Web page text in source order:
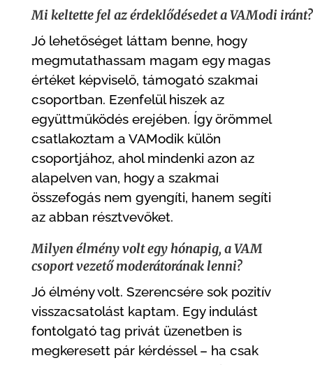
Mi keltette fel az érdeklődésedet a VAModi iránt?
Jó lehetőséget láttam benne, hogy
megmutathassam magam egy magas
értéket képviselő, támogató szakmai
csoportban. Ezenfelül hiszek az
együttműködés erejében. Így örömmel
csatlakoztam a VAModik külön
csoportjához, ahol mindenki azon az
alapelven van, hogy a szakmai
összefogás nem gyengíti, hanem segíti
az abban résztvevőket.
Milyen élmény volt egy hónapig, a VAM
csoport vezető moderátorának lenni?
Jó élmény volt. Szerencsére sok pozitív
visszacsatolást kaptam. Egy indulást
fontolgató tag privát üzenetben is
megkeresett pár kérdéssel – ha csak